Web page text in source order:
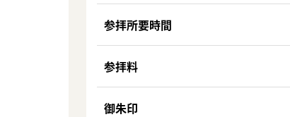
参拝所要時間
参拝料
御朱印